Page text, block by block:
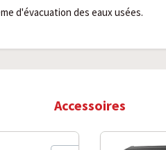
d'évacuation des eaux usées.
Accessoires